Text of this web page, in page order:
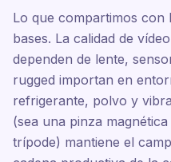
Lo que compartimos con
bases. La calidad de
dependen de lente,
rugged importan en
refrigerante, polvo y
(sea una pinza
trípode) mantiene el